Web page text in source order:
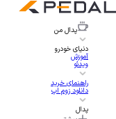
پدال من
دنیای خودرو
آموزش
ویدئو
راهنمای خرید
دانلود زوم اپ
پدال